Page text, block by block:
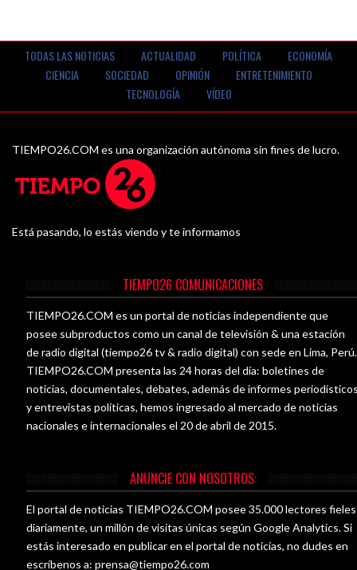
TODAS LAS NOTICIAS ACTUALIDAD POLÍTICA
ECONOMÍA
CIENCIA
SOCIEDAD OPINIÓN
ENTRETENIMIENTO
TECNOLOGÍA
VÍDEO
TIEMPO26.COM es una organización autónoma sin fines de lucro.
Está pasando, lo estás viendo y te informamos
TIEMPO26 COMUNICACIONES
TIEMPO26.COM es un portal de noticias independiente que
posee subproductos como un canal de televisión & una estación
de radio digital (tiempo26 tv & radio digital) con sede en Lima, Perú.
TIEMPO26.COM presenta las 24 horas del día: boletines de
noticias, documentales, debates, además de informes
y entrevistas políticas, hemos ingresado al mercado de noticias
nacionales e internacionales el 20 de abril de 2015.
ANUNCIE CON NOSOTROS:
El portal de noticias TIEMPO26.COM posee 35.000 lectores fieles
diariamente, un millón de visitas únicas según Google Analytics. Si
estás interesado en publicar en el portal de noticias, no dudes en
escríbenos a:prensa@tiempo26.com